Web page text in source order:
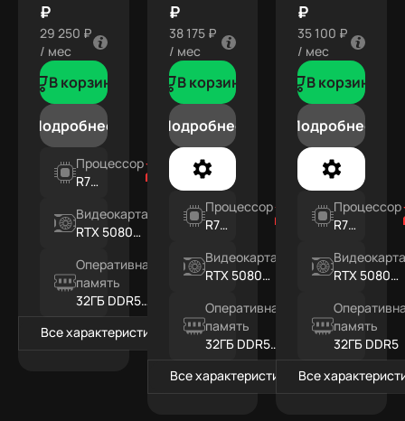
₽
29 250 ₽
/ мес
В корзину
Подробнее
Процессор
R7
Видеокарта
RTX 5080
Оперативная
память
32ГБ DDR5
RGB
Все характеристики
₽
38 175 ₽
/ мес
В корзину
Подробнее
Процессор
R7
Видеокарта
RTX 5080
Оперативная
память
32ГБ DDR5
RGB
Все характеристики
₽
35 100 ₽
/ мес
В корзину
Подробнее
Процессор
R7
RTX 5080
память
32ГБ DDR5
Все